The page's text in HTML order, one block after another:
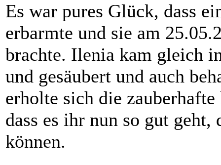
Es war pures Glück, dass
erbarmte und sie am
brachte. Ilenia kam gleich
und gesäubert und auch
erholte sich die
dass es ihr nun so gut
können.